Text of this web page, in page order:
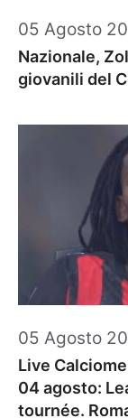
05 Agosto
Nazionale,
giovanili del
05 Agosto
Live
04 agosto:
tournée.